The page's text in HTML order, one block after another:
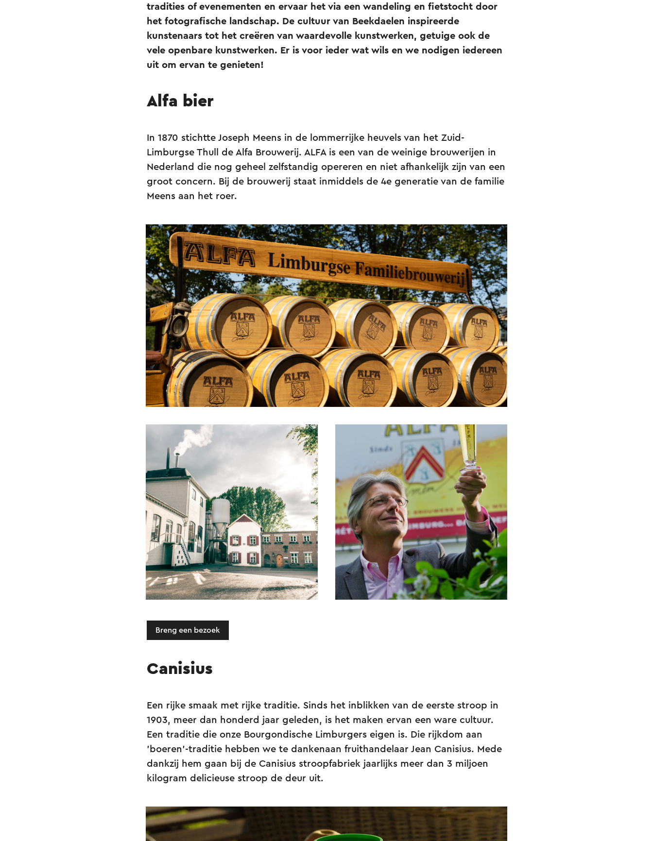
tradities of evenementen en ervaar het via een wandeling en fietstocht door
het fotografische landschap. De cultuur van Beekdaelen inspireerde
kunstenaars tot het creëren van waardevolle kunstwerken, getuige ook de
vele openbare kunstwerken. Er is voor ieder wat wils en we nodigen iedereen
uit om ervan te genieten!
Alfa bier
In 1870 stichtte Joseph Meens in de lommerrijke heuvels van het Zuid-
Limburgse Thull de Alfa Brouwerij. ALFA is een van de weinige brouwerijen in
Nederland die nog geheel zelfstandig opereren en niet afhankelijk zijn van een
groot concern. Bij de brouwerij staat inmiddels de 4e generatie van de familie
Meens aan het roer.
Breng een bezoek
Canisius
Een rijke smaak met rijke traditie. Sinds het inblikken van de eerste stroop in
1903, meer dan honderd jaar geleden, is het maken ervan een ware cultuur.
Een traditie die onze Bourgondische Limburgers eigen is. Die rijkdom aan
'boeren'-traditie hebben we te dankenaan fruithandelaar Jean Canisius. Mede
dankzij hem gaan bij de Canisius stroopfabriek jaarlijks meer dan 3 miljoen
kilogram delicieuse stroop de deur uit.